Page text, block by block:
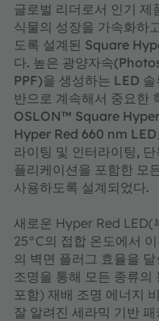
글로벌 리더로서 인기
식물의 성장을 가속화하
도록 설계된 Square
다. 높은 광양자속
PPF)을 생성하는 LED
반으로 계속해서 중요한
OSLON™ Square
Hyper Red 660 nm LED
라이팅 및 인터라이팅,
플리케이션을 포함한 모
사용하도록 설계되었다.
새로운 Hyper Red LED(
25°C의 접합 온도에서
의 벽면 플러그 효율을
조명을 통해 모든 종류의
포함) 재배 조명 에너지
잘 알려진 세라믹 기반